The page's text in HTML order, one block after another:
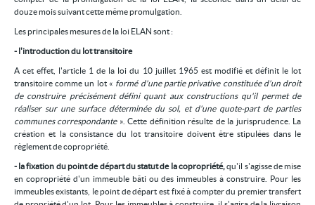
douze mois suivant cette même promulgation.
Les principales mesures de la loi ELAN sont :
- l'introduction du lot transitoire
A cet effet, l'article 1 de la loi du 10 juillet 1965 est modifié et définit le lot
transitoire comme un lot « formé d'une partie privative constituée d'un droit
de construire précisément défini quant aux constructions qu'il permet de
réaliser sur une surface déterminée du sol, et d'une quote-part de parties
communes correspondante». Cette définition résulte de la jurisprudence. La
création et la consistance du lot transitoire doivent être stipulées dans le
règlement de copropriété.
- la fixation du point de départ du statut de la copropriété,qu'il s'agisse de mise
en copropriété d'un immeuble bâti ou des immeubles à construire. Pour les
immeubles existants, le point de départ est fixé à compter du premier transfert